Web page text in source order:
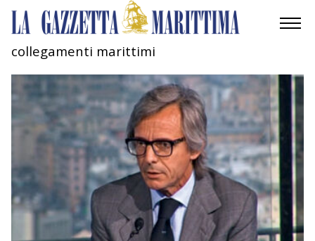
AMBIENTE
MOBILITÀ
INDUSTRIA
RICERCA
ECONOMIA
TURISMO
collegamenti marittimi